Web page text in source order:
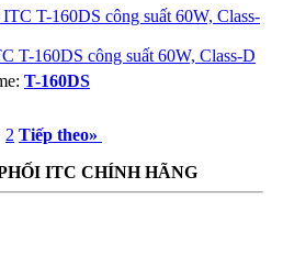
T-160DS công suất 60W, Class-D
T-160DS
2 Tiếp theo»
ITC CHÍNH HÃNG